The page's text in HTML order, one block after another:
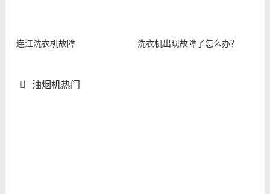
连江洗衣机故障 洗衣机出现故障了怎么办？
油烟机热门